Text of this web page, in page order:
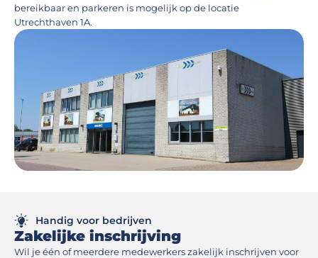
bereikbaar en parkeren is mogelijk op de locatie
Utrechthaven 1A.
Handig voor bedrijven
Zakelijke inschrijving
Wil je één of meerdere medewerkers zakelijk inschrijven voor